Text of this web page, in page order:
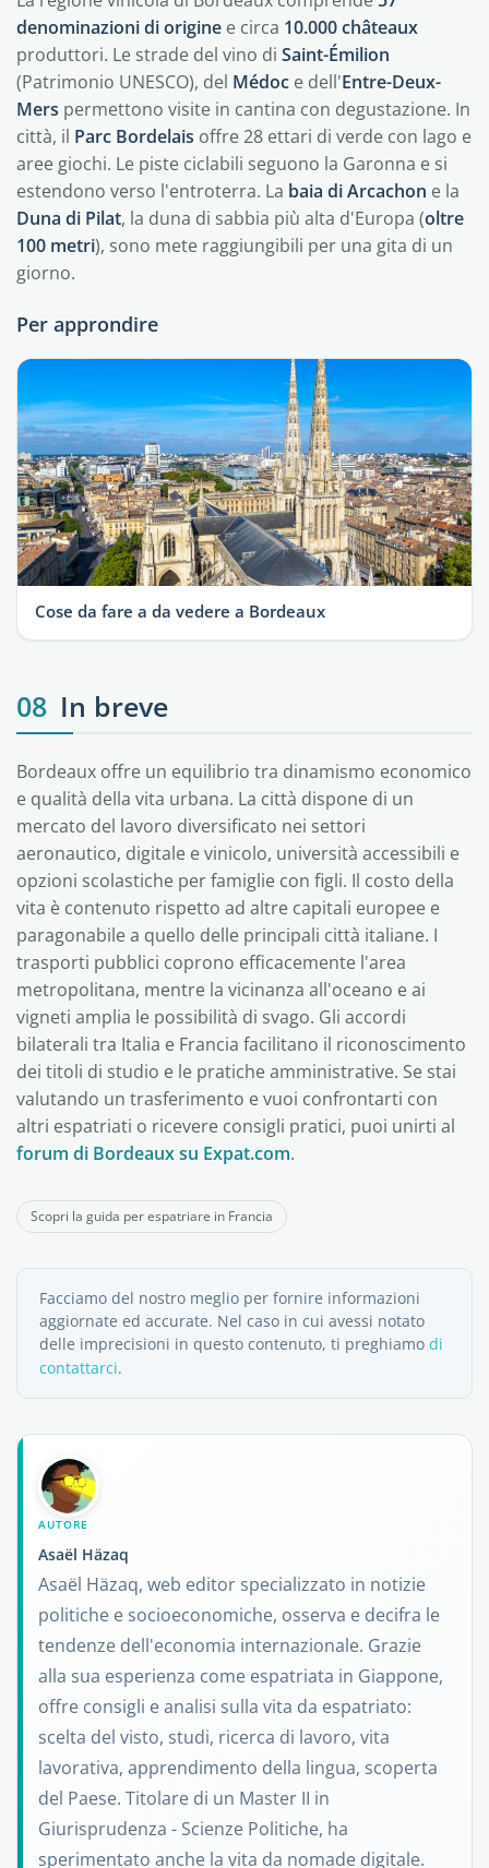
denominazioni di origine e circa 10.000 châteaux
produttori. Le strade del vino di Saint-Émilion
(Patrimonio UNESCO), del Médoc e dell'Entre-Deux-
Mers permettono visite in cantina con degustazione. In
città, il Parc Bordelais offre 28 ettari di verde con lago e
aree giochi. Le piste ciclabili seguono la Garonna e si
estendono verso l'entroterra. La baia di Arcachon e la
Duna di Pilat, la duna di sabbia più alta d'Europa (oltre
100 metri), sono mete raggiungibili per una gita di un
giorno.
Per approndire
Cose da fare a da vedere a Bordeaux
08 In breve
Bordeaux offre un equilibrio tra dinamismo economico
e qualità della vita urbana. La città dispone di un
mercato del lavoro diversificato nei settori
aeronautico, digitale e vinicolo, università accessibili e
opzioni scolastiche per famiglie con figli. Il costo della
vita è contenuto rispetto ad altre capitali europee e
paragonabile a quello delle principali città italiane. I
trasporti pubblici coprono efficacemente l'area
metropolitana, mentre la vicinanza all'oceano e ai
vigneti amplia le possibilità di svago. Gli accordi
bilaterali tra Italia e Francia facilitano il riconoscimento
dei titoli di studio e le pratiche amministrative. Se stai
valutando un trasferimento e vuoi confrontarti con
altri espatriati o ricevere consigli pratici, puoi unirti al
forum di Bordeaux su Expat.com.
Scopri la guida per espatriare in Francia
Facciamo del nostro meglio per fornire informazioni
aggiornate ed accurate. Nel caso in cui avessi notato
delle imprecisioni in questo contenuto, ti preghiamo di
contattarci.
AUTORE
Asaël Häzaq
Asaël Häzaq, web editor specializzato in notizie
politiche e socioeconomiche, osserva e decifra le
tendenze dell'economia internazionale. Grazie
alla sua esperienza come espatriata in Giappone,
offre consigli e analisi sulla vita da espatriato:
scelta del visto, studi, ricerca di lavoro, vita
lavorativa, apprendimento della lingua, scoperta
del Paese. Titolare di un Master II in
Giurisprudenza - Scienze Politiche, ha
sperimentato anche la vita da nomade digitale.